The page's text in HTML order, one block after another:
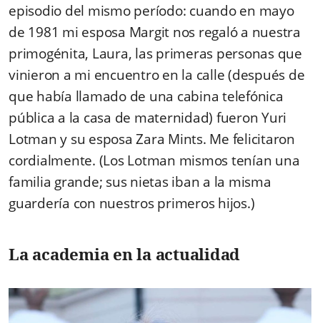
episodio del mismo período: cuando en mayo
de 1981 mi esposa Margit nos regaló a nuestra
primogénita, Laura, las primeras personas que
vinieron a mi encuentro en la calle (después de
que había llamado de una cabina telefónica
pública a la casa de maternidad) fueron Yuri
Lotman y su esposa Zara Mints. Me felicitaron
cordialmente. (Los Lotman mismos tenían una
familia grande; sus nietas iban a la misma
guardería con nuestros primeros hijos.)
La academia en la actualidad